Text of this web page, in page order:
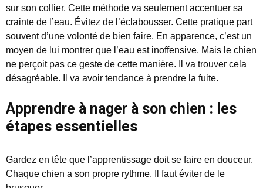
sur son collier. Cette méthode va seulement accentuer sa
crainte de l’eau. Évitez de l’éclabousser. Cette pratique part
souvent d’une volonté de bien faire. En apparence, c’est un
moyen de lui montrer que l’eau est inoffensive. Mais le chien
ne perçoit pas ce geste de cette manière. Il va trouver cela
désagréable. Il va avoir tendance à prendre la fuite.
Apprendre à nager à son chien : les
étapes essentielles
Gardez en tête que l’apprentissage doit se faire en douceur.
Chaque chien a son propre rythme. Il faut éviter de le